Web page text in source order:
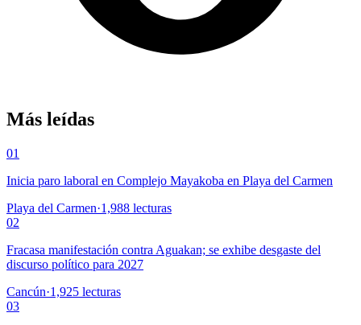
Más leídas
01
Inicia paro laboral en Complejo Mayakoba en Playa del Carmen
Playa del Carmen·1,988 lecturas
02
Fracasa manifestación contra Aguakan; se exhibe desgaste del
discurso político para 2027
Cancún·1,925 lecturas
03